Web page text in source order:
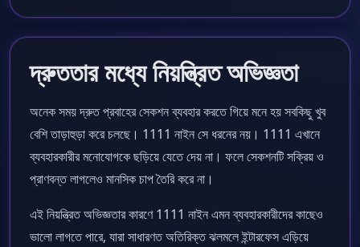
দ্রুততার মধ্যে নিয়ন্ত্রিত অভিজ্ঞতা
অনেক সময় দ্রুত প্রবাহের সেকশন ব্যবহার করতে গিয়ে মনে হয় সবকিছু খুব
বেশি তাড়াহুড়া করে চলছে। 1111 নাইন সে ধরনের নয়। 1111 এখানে
ব্যবহারকারীর মনোযোগকে ছড়িয়ে যেতে দেয় না। ফলে সেকশনটি সক্রিয় ও
প্রাণবন্ত লাগলেও মানসিক চাপ তৈরি করে না।
এই নিয়ন্ত্রিত অভিজ্ঞতার কারণে 1111 নাইন এমন ব্যবহারকারীদের কাছেও
ভালো লাগতে পারে, যারা সাধারণত অতিরিক্ত ঝলমলে ইন্টারফেস এড়িয়ে